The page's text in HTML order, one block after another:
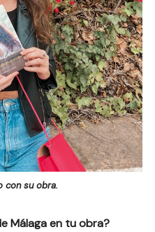
con su obra.
Málaga en tu obra?